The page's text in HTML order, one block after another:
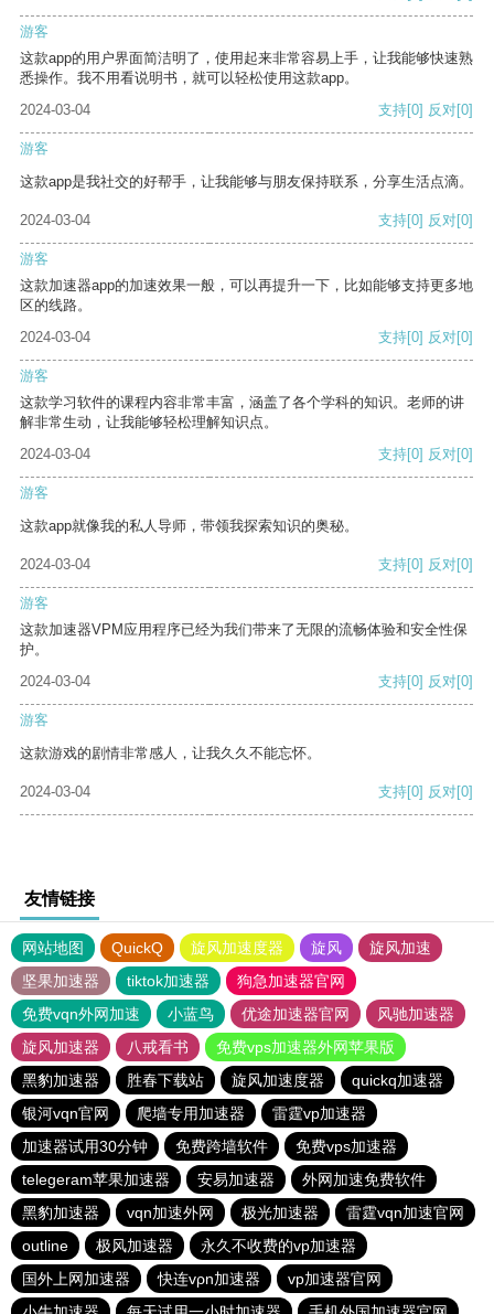
游客
这款app的用户界面简洁明了，使用起来非常容易上手，让我能够快速熟
悉操作。我不用看说明书，就可以轻松使用这款app。
2024-03-04
支持[0] 反对[0]
游客
这款app是我社交的好帮手，让我能够与朋友保持联系，分享生活点滴。
2024-03-04 支持[0] 反对[0]
游客
这款加速器app的加速效果一般，可以再提升一下，比如能够支持更多地
区的线路。
2024-03-04
支持[0] 反对[0]
游客
这款学习软件的课程内容非常丰富，涵盖了各个学科的知识。老师的讲
解非常生动，让我能够轻松理解知识点。
2024-03-04
支持[0] 反对[0]
游客
这款app就像我的私人导师，带领我探索知识的奥秘。
2024-03-04 支持[0] 反对[0]
游客
这款加速器VPM应用程序已经为我们带来了无限的流畅体验和安全性保
护。
2024-03-04
支持[0] 反对[0]
游客
这款游戏的剧情非常感人，让我久久不能忘怀。
2024-03-04 支持[0] 反对[0]
友情链接
网站地图 QuickQ 旋风加速度器 旋风
旋风加速
坚果加速器
tiktok加速器
狗急加速器官网
免费vqn外网加速
小蓝鸟 优途加速器官网
风驰加速器
旋风加速器
八戒看书
免费vps加速器外网苹果版
黑豹加速器
胜春下载站 旋风加速度器
quickq加速器
银河vqn官网
爬墙专用加速器
雷霆vp加速器
加速器试用30分钟
免费跨墙软件
免费vps加速器
telegeram苹果加速器
安易加速器
外网加速免费软件
黑豹加速器
vqn加速外网 极光加速器
雷霆vqn加速官网
outline
极风加速器
永久不收费的vp加速器
国外上网加速器
快连vρn加速器
vp加速器官网